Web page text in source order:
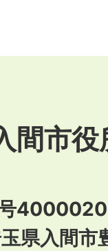
間市役
入間市